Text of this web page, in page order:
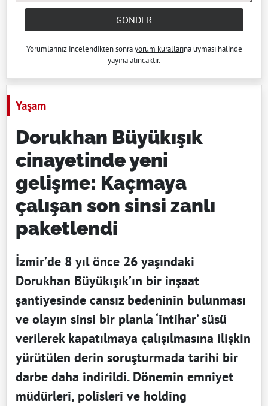
GÖNDER
Yorumlarınız incelendikten sonrayorum kurallarına uyması halinde
yayına alıncaktır.
Yaşam
Dorukhan Büyükışık
cinayetinde yeni
gelişme: Kaçmaya
çalışan son sinsi zanlı
paketlendi
İzmir’de 8 yıl önce 26 yaşındaki
Dorukhan Büyükışık’ın bir inşaat
şantiyesinde cansız bedeninin bulunması
ve olayın sinsi bir planla ‘intihar’ süsü
verilerek kapatılmaya çalışılmasına ilişkin
yürütülen derin soruşturmada tarihi bir
darbe daha indirildi. Dönemin emniyet
müdürleri, polisleri ve holding